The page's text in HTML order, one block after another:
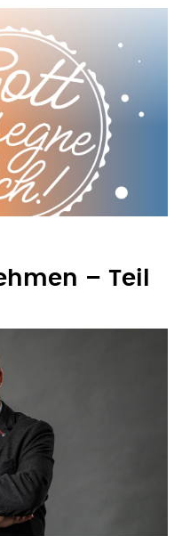
– Teil